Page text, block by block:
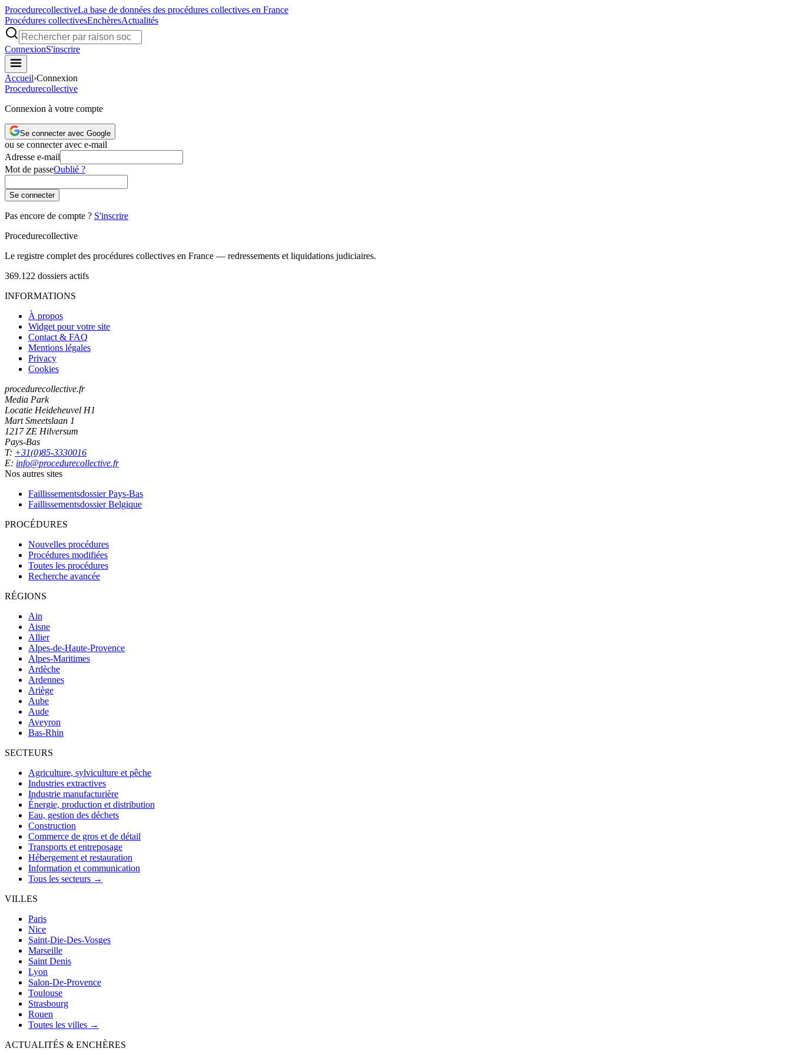
ProcedurecollectiveLa base de données des procédures collectives en France
Procédures collectivesEnchèresActualités
ConnexionS'inscrire
Accueil›Connexion
Procedurecollective
Connexion à votre compte
Se connecter avec Google
ou se connecter avec e-mail
Adresse e-mail
Mot de passeOublié ?
Se connecter
Pas encore de compte ? S'inscrire
Procedurecollective
Le registre complet des procédures collectives en France — redressements et liquidations judiciaires.
369.122 dossiers actifs
INFORMATIONS
À propos
Widget pour votre site
Contact & FAQ
Mentions légales
Privacy
Cookies
procedurecollective.fr
Media Park
Locatie Heideheuvel H1
Mart Smeetslaan 1
1217 ZE Hilversum
Pays-Bas
T: +31(0)85-3330016
E: info@procedurecollective.fr
Nos autres sites
Faillissementsdossier Pays-Bas
Faillissementsdossier Belgique
PROCÉDURES
Nouvelles procédures
Procédures modifiées
Toutes les procédures
Recherche avancée
RÉGIONS
Ain
Aisne
Allier
Alpes-de-Haute-Provence
Alpes-Maritimes
Ardèche
Ardennes
Ariège
Aube
Aude
Aveyron
Bas-Rhin
SECTEURS
Agriculture, sylviculture et pêche
Industries extractives
Industrie manufacturière
Énergie, production et distribution
Eau, gestion des déchets
Construction
Commerce de gros et de détail
Transports et entreposage
Hébergement et restauration
Information et communication
Tous les secteurs →
VILLES
Paris
Nice
Saint-Die-Des-Vosges
Marseille
Saint Denis
Lyon
Salon-De-Provence
Toulouse
Strasbourg
Rouen
Toutes les villes →
ACTUALITÉS & ENCHÈRES